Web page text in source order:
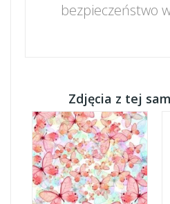
bezpieczeństwo
Zdjęcia z tej